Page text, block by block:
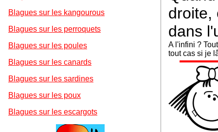
Blagues sur les kangourous
Blagues sur les perroquets
Blagues sur les poules
Blagues sur les canards
Blagues sur les sardines
Blagues sur les poux
Blagues sur les escargots
droite,
dans
A l'infini ?
tout cas si je